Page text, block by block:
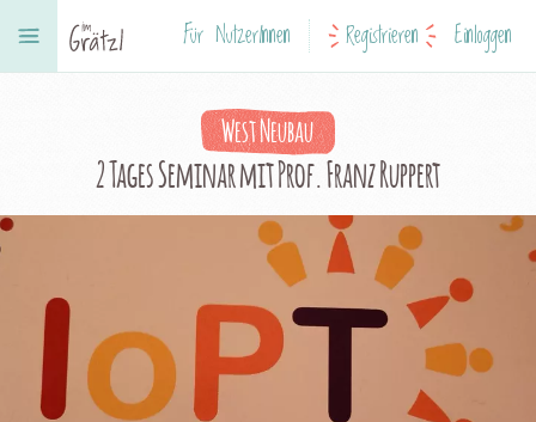
Für NutzerInnen Registrieren Einloggen
West Neubau
2 Tages Seminar mit Prof. Franz Ruppert